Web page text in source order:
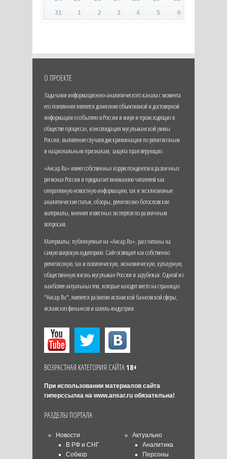
31
1 2 3 4 5 6
О ПРОЕКТЕ
Задачами информационно-аналитического канала с момента
его появления является донесение объективной и достоверной
информации о событиях в России и мире и происходящих в
обществе процессах, консолидация мусульманской уммы
России, выявление случаев дискриминации по религиозным
и национальным признакам, защита прав верующих.
«Ансар.Ru» имеет собственных корреспондентов в различных
регионах России и предлагает вниманию читателей как
оперативную новостную информацию, так и эксклюзивные
аналитические статьи, обзоры, религиозно-богословские
материалы, мнения известных экспертов по различным
вопросам.
Материалы, публикуемые на «Ансар.Ru», рассчитаны на
самую широкую аудиторию. Сайт освещает как собственно
религиозную, так и политическую, экономическую, культурную,
общественную жизнь мусульман России и зарубежья. Одной из
наиболее актуальных тем, которые находят место на страницах
"Ансар.Ru", является развитие исламской банковской сферы,
исламских финансов и халяль-индустрии.
ВОЗРАСТНАЯ КАТЕГОРИЯ САЙТА18+
При использовании материалов сайта
гиперссылка на www.ansar.ruобязательна!
РАЗДЕЛЫ ПОРТАЛА
Новости
В РФ и СНГ
Собкор
Актуально
Аналитика
Персоны